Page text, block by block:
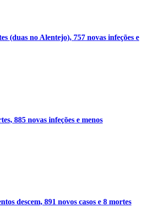
(duas no Alentejo), 757 novas infeções e
885 novas infeções e menos
descem, 891 novos casos e 8 mortes